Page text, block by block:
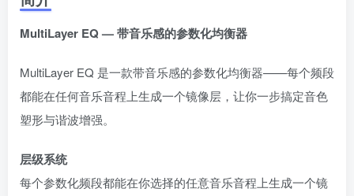
MultiLayer EQ — 带音乐感的参数化均衡器
MultiLayer EQ 是一款带音乐感的参数化均衡器——每个频段
都能在任何音乐音程上生成一个镜像层，让你一步搞定音色
塑形与谐波增强。
层级系统
每个参数化频段都能在你选择的任意音乐音程上生成一个镜